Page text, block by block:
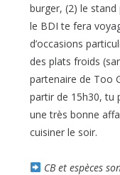
burger, (2) le
le BDI te fera
d’occasions
des plats froids
partenaire de Too
partir de 15h30, tu
une très bonne
cuisiner le soir.
CB et espèces